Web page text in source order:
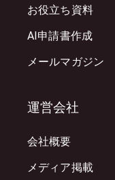
お役立ち資料
AI申請書作成
メールマガジン
運営会社
会社概要
メディア掲載